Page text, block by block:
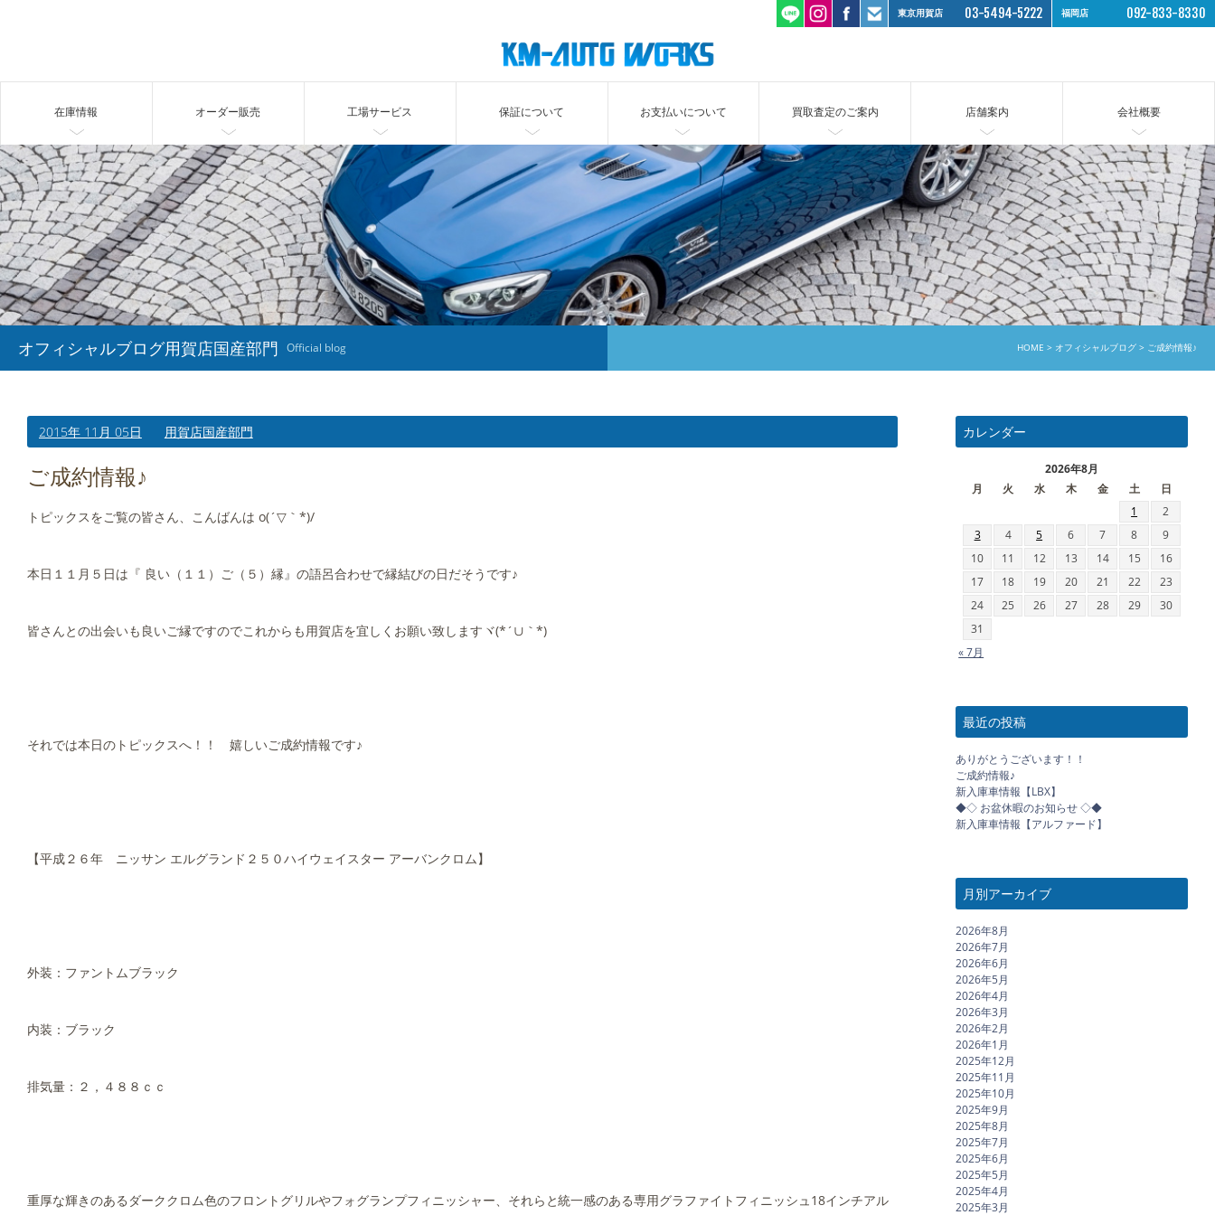
東京用賀店 03-5494-5222 福岡店 092-833-8330
在庫情報 オーダー販売 工場サービス 保証について お支払いについて 買取査定のご案内 店舗案内 会社概要
オフィシャルブログ用賀店国産部門 Official blog HOME オフィシャルブログ ご成約情報♪
2015年 11月 05日 用賀店国産部門
ご成約情報♪
トピックスをご覧の皆さん、こんばんは o(´▽｀*)/
本日１１月５日は『 良い（１１）ご（５）縁』の語呂合わせで縁結びの日だそうです♪
皆さんとの出会いも良いご縁ですのでこれからも用賀店を宜しくお願い致しますヾ(*´∪｀*)
それでは本日のトピックスへ！！ 嬉しいご成約情報です♪
【平成２６年 ニッサン エルグランド２５０ハイウェイスター アーバンクロム】
外装：ファントムブラック
内装：ブラック
排気量：２，４８８ｃｃ
重厚な輝きのあるダーククロム色のフロントグリルやフォグランプフィニッシャー、それらと統一感のある専用グラファイトフィニッシュ18インチアル
カレンダー
2026年8月
月
火 水 木 金 土
日
1
2
3
4 5 6 7 8
9
10
11 12 13 14 15
16
17
18 19 20 21 22
23
24
25 26 27 28 29
30
31
« 7月
最近の投稿
ありがとうございます！！
ご成約情報♪
新入庫車情報【LBX】
◆◇ お盆休暇のお知らせ ◇◆
新入庫車情報【アルファード】
月別アーカイブ
2026年8月
2026年7月
2026年6月
2026年5月
2026年4月
2026年3月
2026年2月
2026年1月
2025年12月
2025年11月
2025年10月
2025年9月
2025年8月
2025年7月
2025年6月
2025年5月
2025年4月
2025年3月